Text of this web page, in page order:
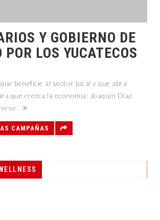
Y GOBIERNO DE
LOS YUCATECOS
beneficie al sector local y que abra
que crezca la economía; Joaquín Díaz
CAMPAÑAS